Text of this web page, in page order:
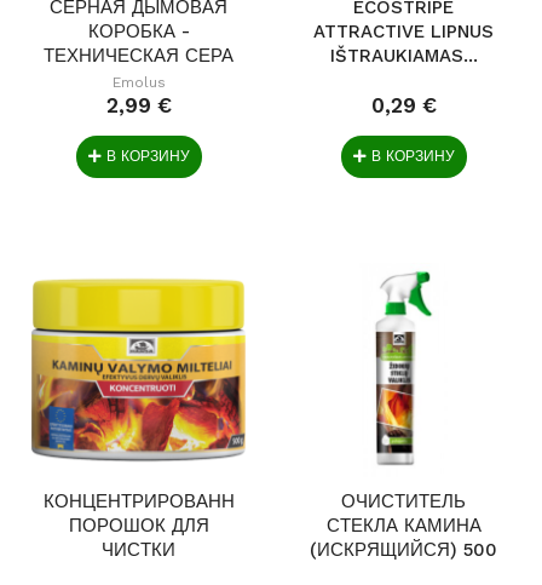
СЕРНАЯ ДЫМОВАЯ
КОРОБКА -
ТЕХНИЧЕСКАЯ СЕРА
450 Г
Emolus
2,99 €
В КОРЗИНУ
ECOSTRIPE
ATTRACTIVE LIPNUS
IŠTRAUKIAMAS...
0,29 €
В КОРЗИНУ
КОНЦЕНТРИРОВАННЫЙ
ПОРОШОК ДЛЯ
ЧИСТКИ
ОЧИСТИТЕЛЬ
СТЕКЛА КАМИНА
(ИСКРЯЩИЙСЯ) 500